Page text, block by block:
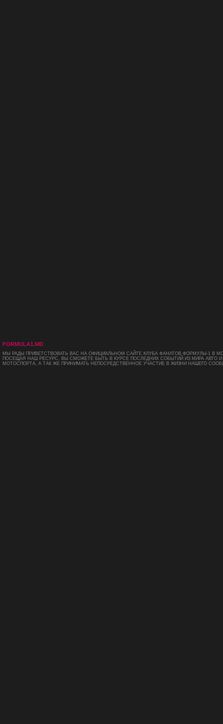
FORMULA1.MD
МЫ РАДЫ ПРИВЕТСТВОВАТЬ ВАС НА ОФИЦИАЛЬНОМ САЙТЕ КЛУБА ФАНАТОВ ФОРМУЛЫ-1 В
ПОСЕЩАЯ НАШ РЕСУРС, ВЫ СМОЖЕТЕ БЫТЬ В КУРСЕ ПОСЛЕДНИХ СОБЫТИЙ ИЗ МИРА АВТО И
МОТОСПОРТА, А ТАК ЖЕ ПРИНИМАТЬ НЕПОСРЕДСТВЕННОЕ УЧАСТИЕ В ЖИЗНИ НАШЕГО